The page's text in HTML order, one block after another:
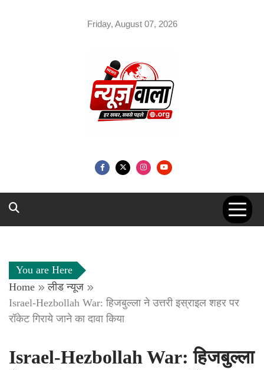
Friday, August 07, 2026
You are Here
Home
लीड न्यूज
Israel-Hezbollah War: हिजबुल्ला ने उत्तरी इस्राइल शहर पर
रॉकेट गिराये जाने का दावा किया
Israel-Hezbollah War: हिजबुल्ला